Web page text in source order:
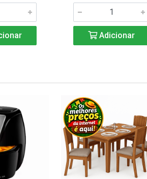
Adicionar